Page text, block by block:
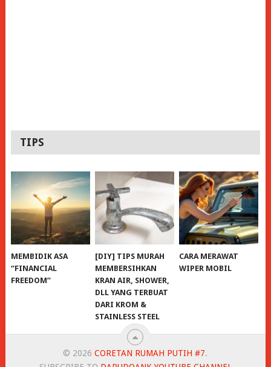
TIPS
MEMBIDIK ASA
“FINANCIAL
FREEDOM”
[DIY] TIPS MURAH
MEMBERSIHKAN
KRAN AIR, SHOWER,
DLL YANG TERBUAT
DARI KROM &
STAINLESS STEEL
CARA MERAWAT
WIPER MOBIL
© 2026CORETAN RUMAH PUTIH #7.